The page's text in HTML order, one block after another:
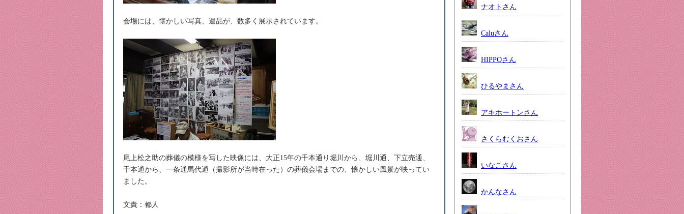
会場には、懐かしい写真、遺品が、数多く展示されています。
尾上松之助の葬儀の模様を写した映像には、大正15年の千本通り堀川から、堀川通、下立売通、
千本通から、一条通馬代通（撮影所が当時在った）の葬儀会場までの、懐かしい風景が映ってい
ました。
文責：都人
ナオトさん
Caluさん
HIPPOさん
ひるやまさん
アキホートンさん
さくらむくおさん
いなこさん
かんなさん